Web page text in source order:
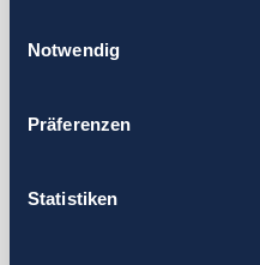
Notwendig
Präferenzen
Statistiken